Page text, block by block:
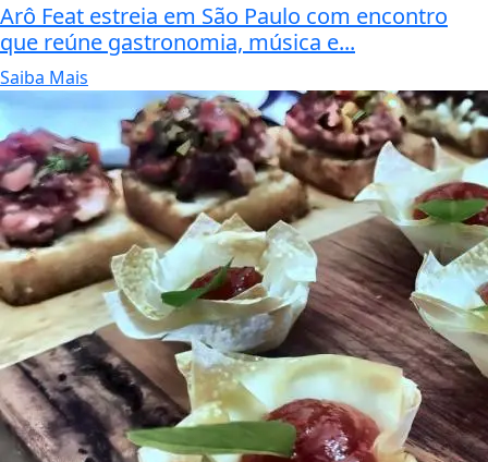
Arô Feat estreia em São Paulo com encontro
que reúne gastronomia, música e...
Saiba Mais